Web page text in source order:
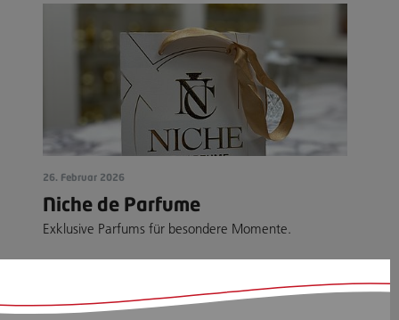
26. Februar 2026
Niche de Parfume
Exklusive Parfums für besondere Momente.